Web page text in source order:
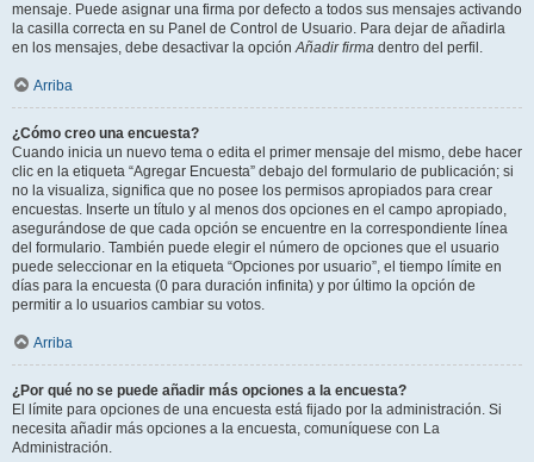
mensaje. Puede asignar una firma por defecto a todos sus mensajes activando
la casilla correcta en su Panel de Control de Usuario. Para dejar de añadirla
en los mensajes, debe desactivar la opciónAñadir firma dentro del perfil.
Arriba
¿Cómo creo una encuesta?
Cuando inicia un nuevo tema o edita el primer mensaje del mismo, debe hacer
clic en la etiqueta “Agregar Encuesta” debajo del formulario de publicación; si
no la visualiza, significa que no posee los permisos apropiados para crear
encuestas. Inserte un título y al menos dos opciones en el campo apropiado,
asegurándose de que cada opción se encuentre en la correspondiente línea
del formulario. También puede elegir el número de opciones que el usuario
puede seleccionar en la etiqueta “Opciones por usuario”, el tiempo límite en
días para la encuesta (0 para duración infinita) y por último la opción de
permitir a lo usuarios cambiar su votos.
Arriba
¿Por qué no se puede añadir más opciones a la encuesta?
El límite para opciones de una encuesta está fijado por la administración. Si
necesita añadir más opciones a la encuesta, comuníquese con La
Administración.